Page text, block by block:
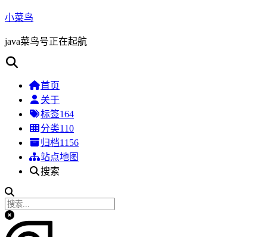
小菜鸟
java菜鸟号正在起航
首页
关于
标签164
分类110
归档1156
站点地图
搜索